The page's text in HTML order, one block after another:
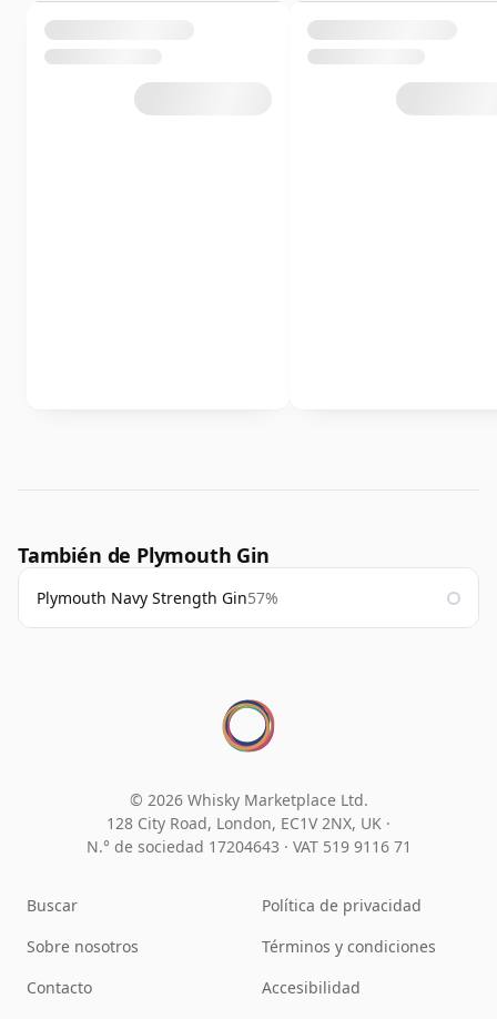
También de Plymouth Gin
Plymouth Navy Strength Gin57%
© 2026 Whisky Marketplace Ltd.
128 City Road, London, EC1V 2NX, UK ·
N.° de sociedad 17204643 · VAT 519 9116 71
Buscar
Sobre nosotros
Contacto
Política de privacidad
Términos y condiciones
Accesibilidad